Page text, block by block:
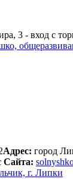
3 - вход с
Адрес: город
Сайта:
г. Липки